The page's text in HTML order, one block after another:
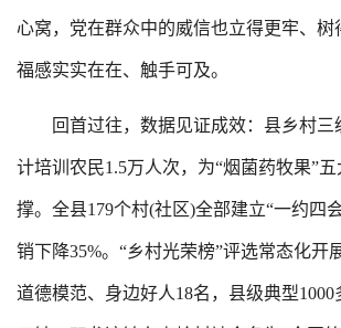
心窝，党在群众中的威信也立得更牢、树
福感实实在在、触手可及。
回首过往，数据见证成效：县乡村三
计培训农民1.5万人次，为“烟菌药牧果”
撑。全县179个村(社区)全部建立“一约四
销下降35%。“乡村光荣榜”评选常态化开
道德模范、身边好人18名，县级典型